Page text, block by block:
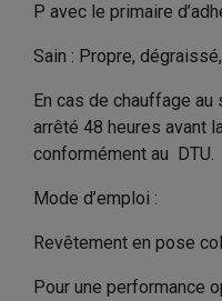
P avec le primaire
Sain : Propre,
En cas de chauffage
arrêté 48 heures avant
conformément au DTU.
Mode d’emploi :
Revêtement en pose
Pour une performance